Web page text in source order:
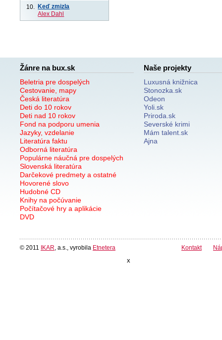
10.
Keď zmizla
Alex Dahl
Žánre na bux.sk
Beletria pre dospelých
Cestovanie, mapy
Česká literatúra
Deti do 10 rokov
Deti nad 10 rokov
Fond na podporu umenia
Jazyky, vzdelanie
Literatúra faktu
Odborná literatúra
Populárne náučná pre dospelých
Slovenská literatúra
Darčekové predmety a ostatné
Hovorené slovo
Hudobné CD
Knihy na počúvanie
Počítačové hry a aplikácie
DVD
Naše projekty
Luxusná knižnica
Stonozka.sk
Odeon
Yoli.sk
Priroda.sk
Severské krimi
Mám talent.sk
Ajna
© 2011 IKAR , a.s., vyrobila Etnetera Kontakt
x